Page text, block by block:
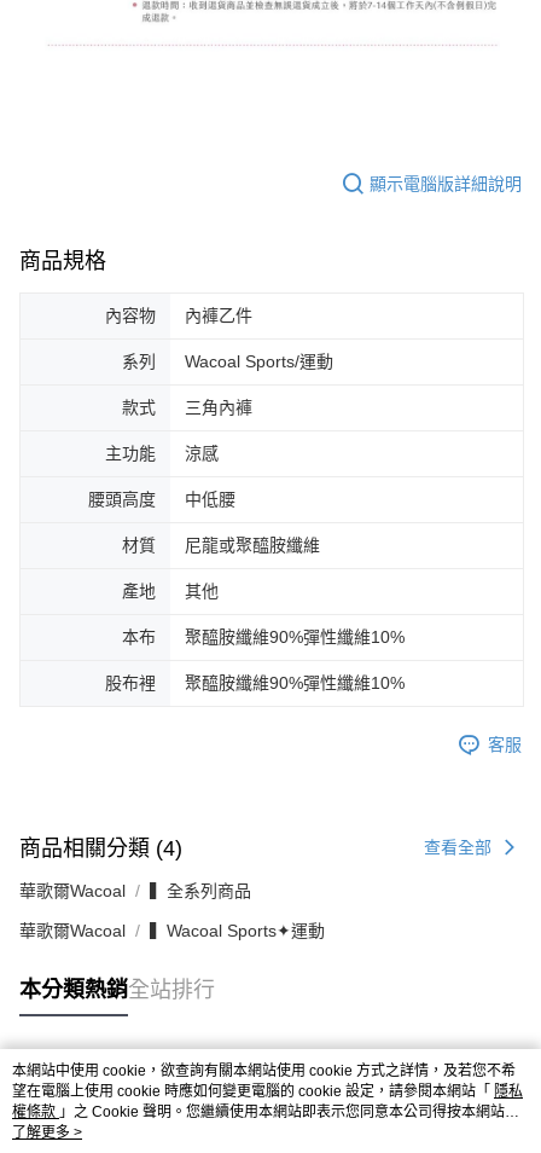
顯示電腦版詳細說明
商品規格
內容物 內褲乙件
系列 Wacoal Sports/運動
款式 三角內褲
主功能 涼感
腰頭高度 中低腰
材質 尼龍或聚醯胺纖維
產地 其他
本布 聚醯胺纖維90%彈性纖維10%
股布裡 聚醯胺纖維90%彈性纖維10%
客服
商品相關分類 (4) 查看全部
華歌爾Wacoal ▍全系列商品
華歌爾Wacoal ▍Wacoal Sports✦運動
本分類熱銷全站排行
熱門標籤
本網站中使用 cookie，欲查詢有關本網站使用 cookie 方式之詳情，及若您不希
望在電腦上使用 cookie 時應如何變更電腦的 cookie 設定，請參閱本網站「 隱私
權條款 」之 Cookie 聲明。您繼續使用本網站即表示您同意本公司得按本網站使
用條款之 Cookie 聲明使用 cookie。
了解更多 >